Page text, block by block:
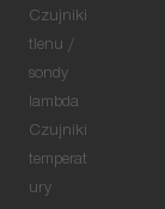
Czujniki
tlenu /
sondy
lambda
Czujniki
temperat
ury